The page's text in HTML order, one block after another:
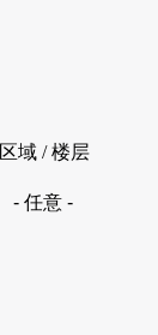
区域 / 楼层